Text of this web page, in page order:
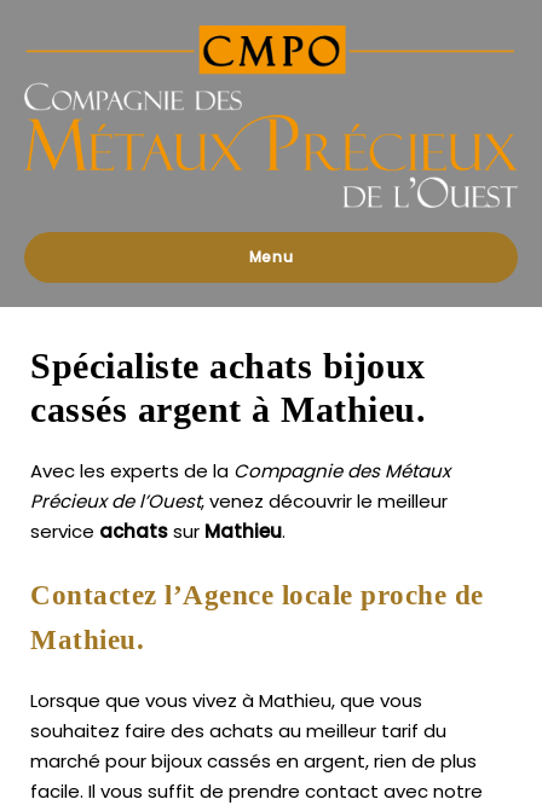
des
Précieux
l'Ouest
Menu
Spécialiste achats bijoux
cassés argent à Mathieu.
Avec les experts de la Compagnie des Métaux
Précieux de l’Ouest, venez découvrir le meilleur
service achatssur Mathieu.
Contactez l’Agence locale proche de
Mathieu.
Lorsque que vous vivez à Mathieu, que vous
souhaitez faire des achats au meilleur tarif du
marché pour bijoux cassés en argent, rien de plus
facile. Il vous suffit de prendre contact avec notre